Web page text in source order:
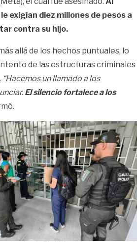
exigían diez millones de pesos a
contra su hijo.
allá de los hechos puntuales, lo
de las estructuras criminales
“Hacemos un llamado a los
El silencio fortalece a los